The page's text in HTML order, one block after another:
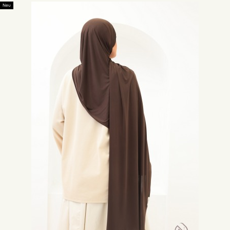
Es wurde von Nazma Khan, einer verschleierten amerikanischen Muslimin,
gegründet und von vielen muslimischen und nicht-muslimischen
Persönlichkeiten und Institutionen in über 200 Ländern unterstützt.
Seitdem wurde diese Veranstaltung aus Solidarität und Toleranz massiv
wiederholt und in sozialen Netzwerken und Fernsehnachrichten verbreitet.
So viele Menschen, Persönlichkeiten des öffentlichen Lebens und
Influencer tragen heute den Hijab aus Solidarität mit muslimischen Frauen.
Ihre Fotos und Videos gehen herum und informieren so viele Menschen wie
Unsere Sport-Hijabs und Décatlhon-Hijabs:
Neyssa Shop ist in der Lage, die Erwartungen des verschleierten
sportlichen Hijabi zu erfüllen, indem er einen praktischen atmungsaktiven
Hijab in Jersey anbietet, der perfekte Lauf-Hijab für die verschleierte
Wie trägt man den Hijab kaufen oder den hidschab ?
Wir werden Sie dabei begleiten, das Tragen des Hijabs zu erleichtern,
indem wir Ihnen die wichtigsten Dinge empfehlen, die Sie haben und
kennen sollten, um ihn leicht anziehen zu können, egal ob Sie Anfängerin
oder Fortgeschrittene, Konvertitin oder Muslimin muslimischer Herkunft
Hier beschreiben wir die wichtigsten Accessoires für das effektive Tragen
Sie müssen zuerst einen Hut unter Hijab :
Neu